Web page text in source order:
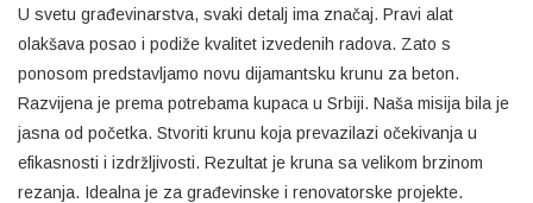
U svetu građevinarstva, svaki detalj ima značaj. Pravi alat
olakšava posao i podiže kvalitet izvedenih radova. Zato s
ponosom predstavljamo novu dijamantsku krunu za beton.
Razvijena je prema potrebama kupaca u Srbiji. Naša misija bila je
jasna od početka. Stvoriti krunu koja prevazilazi očekivanja u
efikasnosti i izdržljivosti. Rezultat je kruna sa velikom brzinom
rezanja. Idealna je za građevinske i renovatorske projekte.